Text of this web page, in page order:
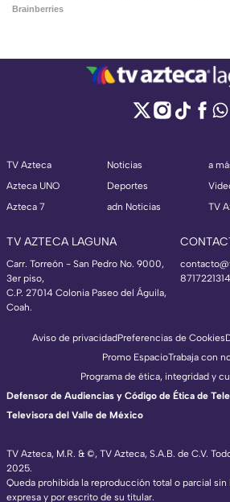
TV Azteca
Azteca UNO
Azteca 7
Noticias
Deportes
adn Noticias
a
TV
TV AZTECA LAGUNA
Carr. Torreón - San Pedro No. 9000,
3er piso,
C.P. 27014 Colonia Paseo del Águila,
Coah.
8717221314
TV Azteca, M.R. & ©, TV Azteca, S.A.B. de C.V.
2025.
Queda prohibida la reproducción total o parcial sin
expresa y por escrito de su titular.
Aviso de privacidadPreferencias de Cookies
Promo EspacioTrabaja con
Programa de ética, integridad y
Defensor de Audiencias y Código de Ética de
Televisora del Valle de México